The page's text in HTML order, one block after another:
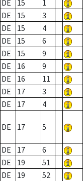
DE
15 1
DE
15 3
DE
15 4
DE
15 6
DE
15 9
DE
16 9
DE
16 11
DE
17 3
DE
17 4
DE 17 5
DE 17 6
DE
19 51
DE
19 52